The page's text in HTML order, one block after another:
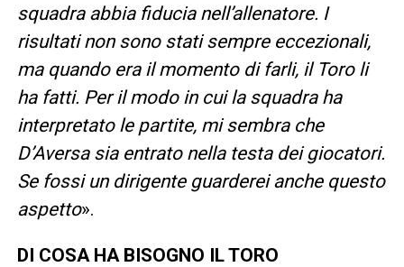
squadra abbia fiducia nell’allenatore. I
risultati non sono stati sempre eccezionali,
ma quando era il momento di farli, il Toro li
ha fatti. Per il modo in cui la squadra ha
interpretato le partite, mi sembra che
D’Aversa sia entrato nella testa dei giocatori.
Se fossi un dirigente guarderei anche questo
aspetto».
DI COSA HA BISOGNO IL TORO